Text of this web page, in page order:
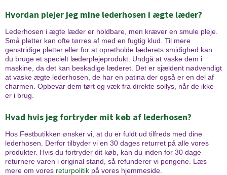
Hvordan plejer jeg mine lederhosen i ægte læder?
Lederhosen i ægte læder er holdbare, men kræver en smule pleje.
Små pletter kan ofte tørres af med en fugtig klud. Til mere
genstridige pletter eller for at opretholde læderets smidighed kan
du bruge et specielt læderplejeprodukt. Undgå at vaske dem i
maskine, da det kan beskadige læderet. Det er sjældent nødvendigt
at vaske ægte lederhosen, de har en patina der også er en del af
charmen. Opbevar dem tørt og væk fra direkte sollys, når de ikke
er i brug.
Hvad hvis jeg fortryder mit køb af lederhosen?
Hos Festbutikken ønsker vi, at du er fuldt ud tilfreds med dine
lederhosen. Derfor tilbyder vi en 30 dages returret på alle vores
produkter. Hvis du fortryder dit køb, kan du inden for 30 dage
returnere varen i original stand, så refunderer vi pengene. Læs
mere om vores returpolitik på vores hjemmeside.